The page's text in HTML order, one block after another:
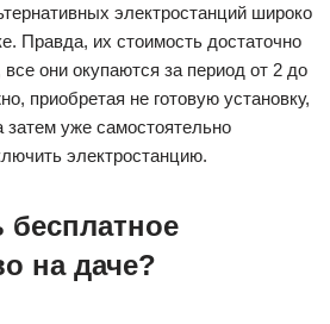
электростанций широко
Правда, их стоимость достаточно
они окупаются за период от 2 до
приобретая не готовую установку,
уже самостоятельно
электростанцию.
бесплатное
на даче?